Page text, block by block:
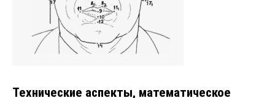
Технические аспекты, математическое